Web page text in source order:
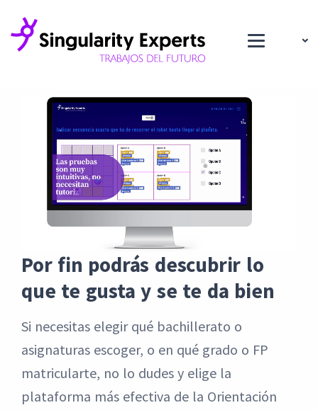
Por fin podrás descubrir lo
que te gusta y se te da bien
Si necesitas elegir qué bachillerato o
asignaturas escoger, o en qué grado o FP
matricularte, no lo dudes y elige la
plataforma más efectiva de la Orientación